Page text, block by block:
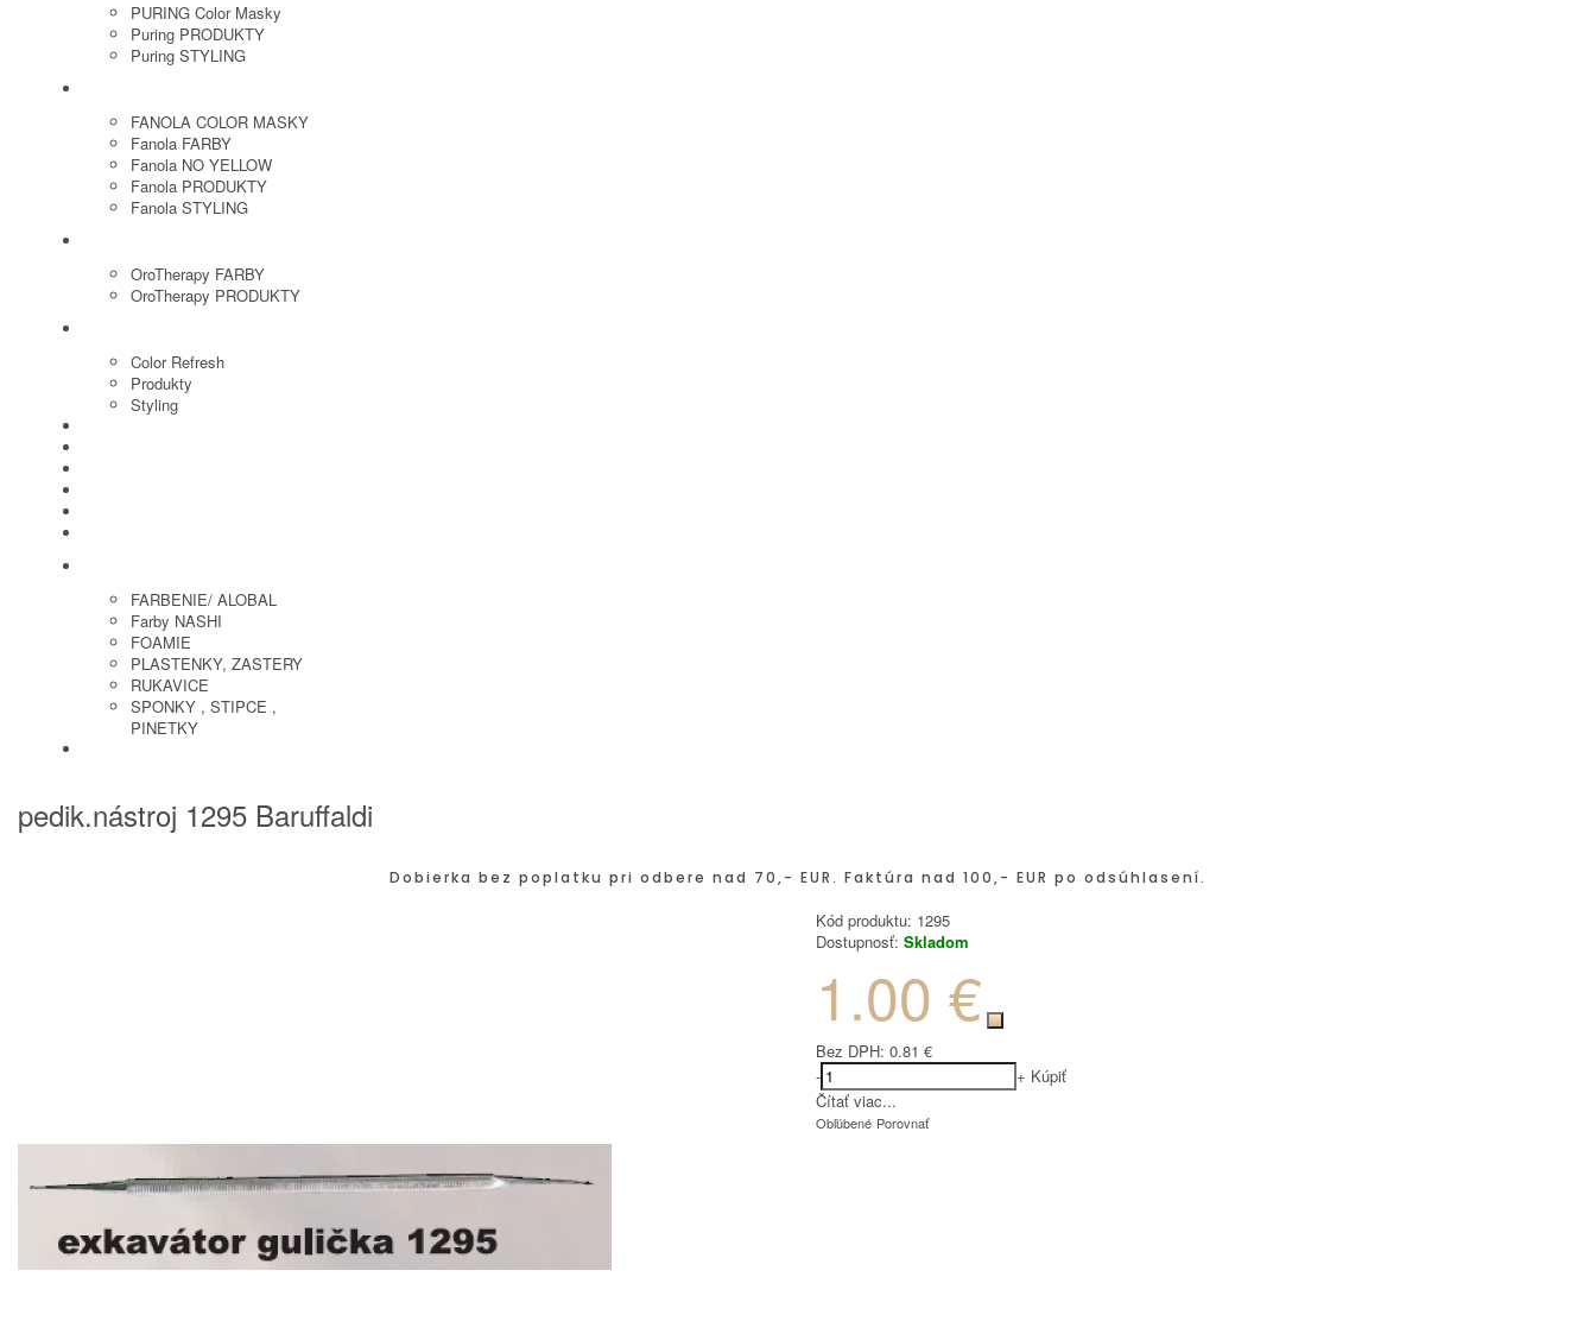
PURING Color Masky
Puring PRODUKTY
Puring STYLING
FANOLA COLOR MASKY
Fanola FARBY
Fanola NO YELLOW
Fanola PRODUKTY
Fanola STYLING
OroTherapy FARBY
OroTherapy PRODUKTY
Color Refresh
Produkty
Styling
FARBENIE/ ALOBAL
Farby NASHI
FOAMIE
PLASTENKY, ZASTERY
RUKAVICE
SPONKY , STIPCE ,
PINETKY
pedik.nástroj 1295 Baruffaldi
Dobierka bez poplatku pri odbere nad 70,- EUR. Faktúra nad 100,- EUR po odsúhlasení.
Kód produktu: 1295
Dostupnosť: Skladom
1.00 €
Bez DPH: 0.81 €
-
+ Kúpiť
Čítať viac...
Obľúbené Porovnať